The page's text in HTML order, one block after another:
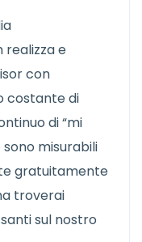
e
con
costante di
di “mi
misurabili
gratuitamente
troverai
sul nostro